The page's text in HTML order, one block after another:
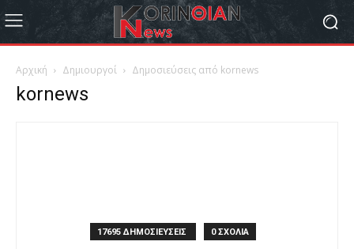
Αρχική Δημιουργοί Δημοσιεύσεις από kornews
kornews
17695 ΔΗΜΟΣΙΕΥΣΕΙΣ 0 ΣΧΟΛΙΑ